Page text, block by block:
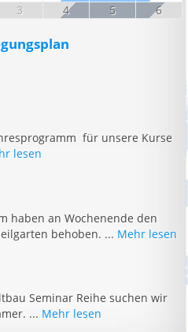
3 4 5 6
für unsere Kurse
lesen
haben an Wochenende den
behoben. ... Mehr lesen
Seminar Reihe suchen wir
... Mehr lesen